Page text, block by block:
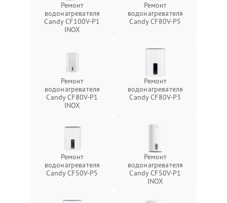
Ремонт
водонагревателя
Candy CF100V-P1
INOX
Ремонт
водонагревателя
Candy CF80V-P5
Ремонт
водонагревателя
Candy CF80V-P1
INOX
Ремонт
водонагревателя
Candy CF80V-P3
Ремонт
водонагревателя
Candy CF50V-P5
Ремонт
водонагревателя
Candy CF50V-P1
INOX